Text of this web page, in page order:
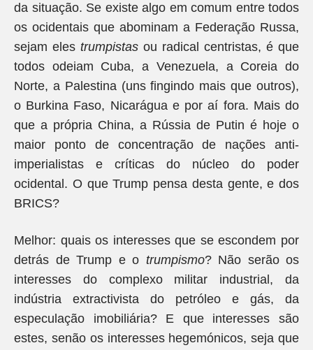
da situação. Se existe algo em comum entre todos
os ocidentais que abominam a Federação Russa,
sejam eles trumpistas ou radical centristas, é que
todos odeiam Cuba, a Venezuela, a Coreia do
Norte, a Palestina (uns fingindo mais que outros),
o Burkina Faso, Nicarágua e por aí fora. Mais do
que a própria China, a Rússia de Putin é hoje o
maior ponto de concentração de nações anti-
imperialistas e críticas do núcleo do poder
ocidental. O que Trump pensa desta gente, e dos
BRICS?
Melhor: quais os interesses que se escondem por
detrás de Trump e o trumpismo? Não serão os
interesses do complexo militar industrial, da
indústria extractivista do petróleo e gás, da
especulação imobiliária? E que interesses são
estes, senão os interesses hegemónicos, seja que